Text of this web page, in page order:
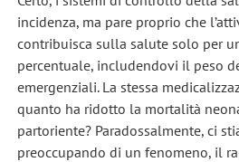
incidenza, ma pare proprio che
contribuisca sulla salute solo per
percentuale, includendovi il peso
emergenziali. La stessa
quanto ha ridotto la mortalità
partoriente? Paradossalmente, ci
preoccupando di un fenomeno, il